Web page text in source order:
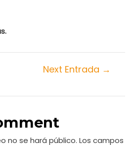
.
Next Entrada →
no se hará público. Los campos